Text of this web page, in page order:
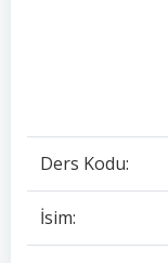
Ders Kodu:
İsim: